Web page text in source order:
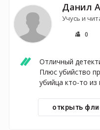
Данил
Учусь и
0
Отличный
Плюс убийство
убийца кто-то из
открыть